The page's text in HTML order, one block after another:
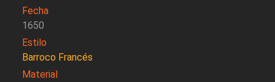
Fecha
1650
Estilo
Barroco Francés
Material